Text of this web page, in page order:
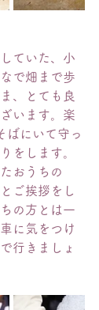
ていた、小
で畑まで歩
、とても良
います。楽
ばにいて守っ
をします。
おうちの
ご挨拶をし
の方とは一
に気をつけ
行きましょ